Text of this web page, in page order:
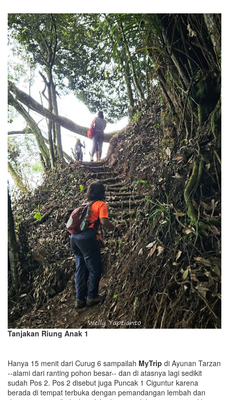
Tanjakan Riung Anak 1
Hanya 15 menit dari Curug 6 sampailah MyTrip di Ayunan Tarzan
--alami dari ranting pohon besar-- dan di atasnya lagi sedikit
sudah Pos 2. Pos 2 disebut juga Puncak 1 Ciguntur karena
berada di tempat terbuka dengan pemandangan lembah dan